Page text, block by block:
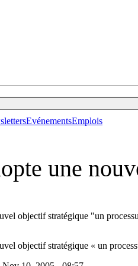
EvénementsEmplois
une
objectif stratégique "un
objectif stratégique « un